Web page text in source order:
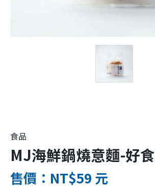
食品
MJ海鮮鍋燒意麵-好食
售價：NT$59 元